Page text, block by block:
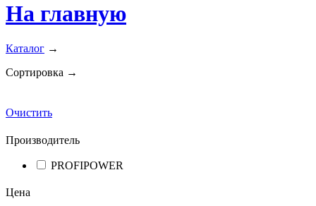
На главную
Каталог →
Сортировка →
Очистить
Производитель
PROFIPOWER
Цена